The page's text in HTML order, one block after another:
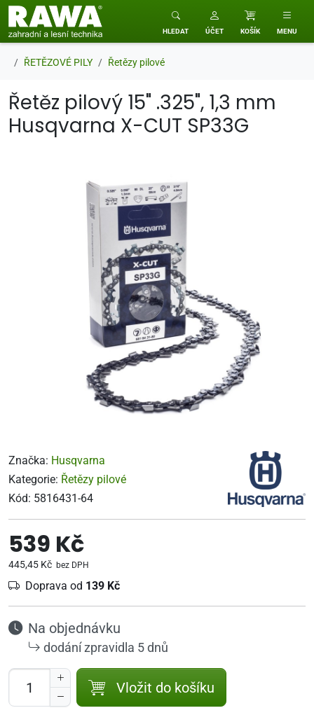
RAWA zahradní a lesní technika
HLEDAT ÚČET KOŠÍK MENU
ŘETĚZOVÉ PILY Řetězy pilové
Řetěz pilový 15" .325", 1,3 mm
Husqvarna X-CUT SP33G
Značka: Husqvarna
Kategorie: Řetězy pilové
Kód: 5816431-64
539 Kč
445,45 Kč bez DPH
Doprava od 139 Kč
Na objednávku
dodání zpravidla 5 dnů
Vložit do košíku